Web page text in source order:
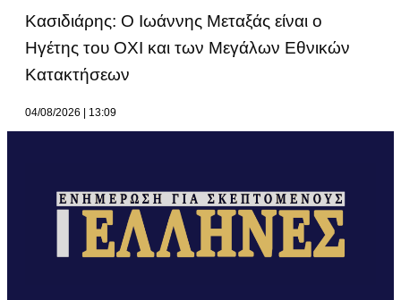
Κασιδιάρης: Ο Ιωάννης Μεταξάς είναι ο
Ηγέτης του ΟΧΙ και των Μεγάλων Εθνικών
Κατακτήσεων
04/08/2026 13:09